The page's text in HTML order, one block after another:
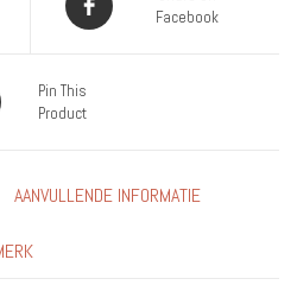
Facebook
Pin This
Product
AANVULLENDE INFORMATIE